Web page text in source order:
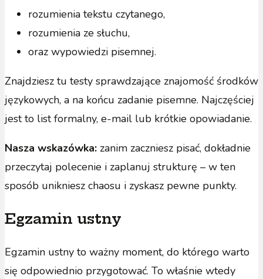
rozumienia tekstu czytanego,
rozumienia ze słuchu,
oraz wypowiedzi pisemnej.
Znajdziesz tu testy sprawdzające znajomość środków
językowych, a na końcu zadanie pisemne. Najczęściej
jest to list formalny, e-mail lub krótkie opowiadanie.
Nasza wskazówka: zanim zaczniesz pisać, dokładnie
przeczytaj polecenie i zaplanuj strukturę – w ten
sposób unikniesz chaosu i zyskasz pewne punkty.
Egzamin ustny
Egzamin ustny to ważny moment, do którego warto
się odpowiednio przygotować. To właśnie wtedy